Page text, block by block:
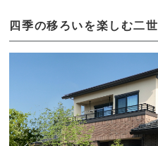
四季の移ろいを楽しむ二